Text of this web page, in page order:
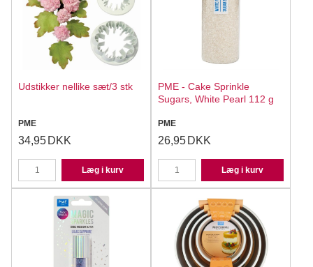
Udstikker nellike sæt/3 stk
PME
34,95 DKK
Læg i kurv
PME - Cake Sprinkle
Sugars, White Pearl 112 g
PME
26,95 DKK
Læg i kurv